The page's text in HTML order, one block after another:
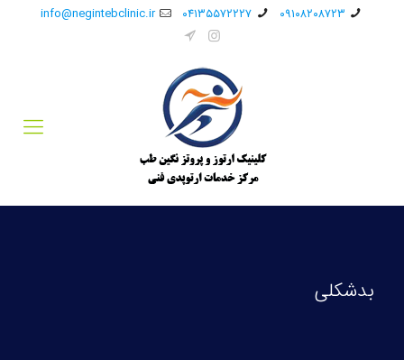
۰۹۱۰۸۲۰۸۷۲۳ ۰۴۱۳۵۵۷۲۲۲۷ info@negintebclinic.ir
بدشکلی